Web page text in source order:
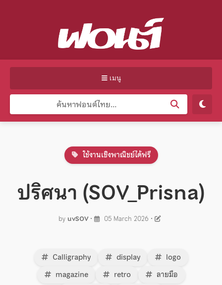
เมนู
ใช้งานเชิงพาณิชย์ได้ฟรี
ปริศนา (SOV_Prisna)
by uvSOV • 05 March 2026 •
Calligraphy display
logo
magazine
retro
ลายมือ